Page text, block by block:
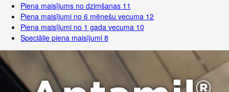
Piena maisījums no dzimšanas 11
Piena maisījumi no 6 mēnešu vecuma 12
Piena maisījumi no 1 gada vecuma 10
Speciālie piena maisījumi 8